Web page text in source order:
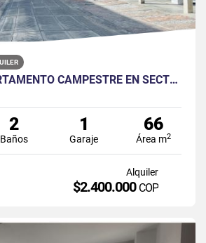
ARRIENDO APARTAMENTO CAMPESTRE EN SECTOR PAYANDE
2
Baños
1
Garaje
66
Área m2
Alquiler
$2.400.000 COP